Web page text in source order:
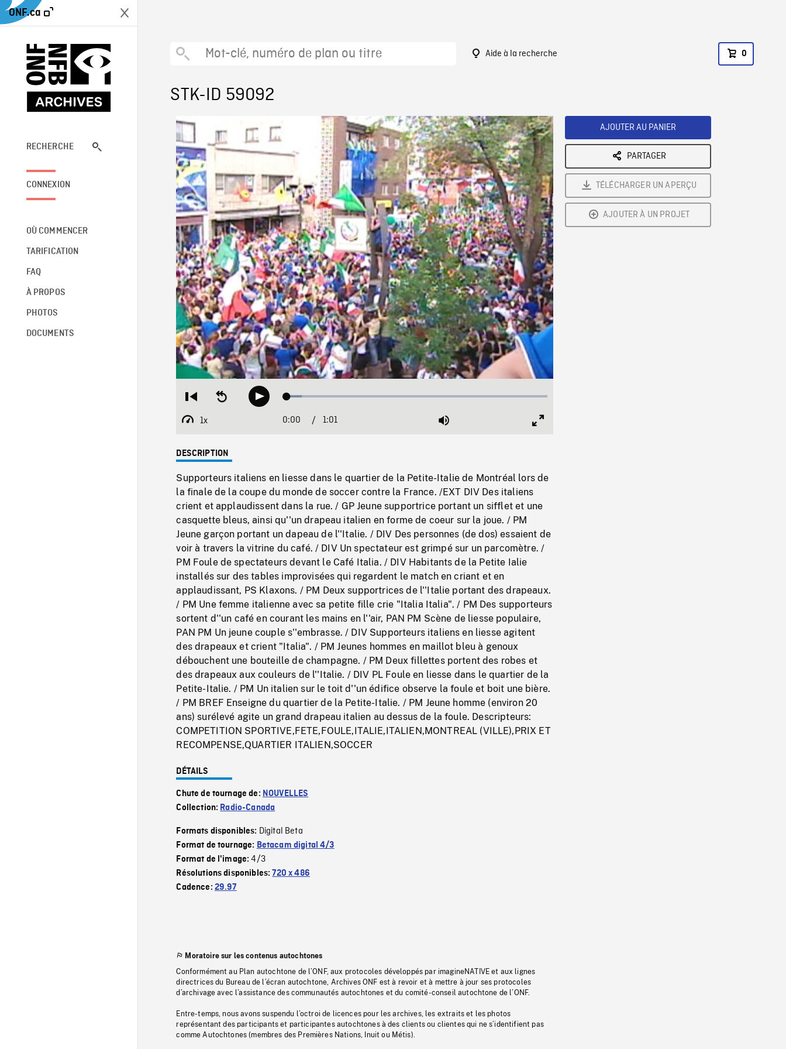
ONF.ca
RECHERCHE
CONNEXION
OÙ COMMENCER
TARIFICATION
FAQ
À PROPOS
PHOTOS
DOCUMENTS
Aide à la recherche 0
STK-ID 59092
Restart
beginning
Seek
backwardPlay Loaded:
1x
Playback
Current
0:00 / 1:01 Mute
DESCRIPTION
Supporteurs italiens en liesse dans le quartier de la Petite-Italie de Montréal lors de
la finale de la coupe du monde de soccer contre la France. /EXT DIV Des italiens
crient et applaudissent dans la rue. / GP Jeune supportrice portant un sifflet et une
casquette bleus, ainsi qu''un drapeau italien en forme de coeur sur la joue. / PM
Jeune garçon portant un dapeau de l''Italie. / DIV Des personnes (de dos) essaient de
voir à travers la vitrine du café. / DIV Un spectateur est grimpé sur un parcomètre. /
PM Foule de spectateurs devant le Café Italia. / DIV Habitants de la Petite Ialie
installés sur des tables improvisées qui regardent le match en criant et en
applaudissant, PS Klaxons. / PM Deux supportrices de l''Italie portant des drapeaux.
/ PM Une femme italienne avec sa petite fille crie "Italia Italia". / PM Des supporteurs
sortent d''un café en courant les mains en l''air, PAN PM Scène de liesse populaire,
PAN PM Un jeune couple s''embrasse. / DIV Supporteurs italiens en liesse agitent
des drapeaux et crient "Italia". / PM Jeunes hommes en maillot bleu à genoux
débouchent une bouteille de champagne. / PM Deux fillettes portent des robes et
des drapeaux aux couleurs de l''Italie. / DIV PL Foule en liesse dans le quartier de la
Petite-Italie. / PM Un italien sur le toit d''un édifice observe la foule et boit une bière.
/ PM BREF Enseigne du quartier de la Petite-Italie. / PM Jeune homme (environ 20
ans) surélevé agite un grand drapeau italien au dessus de la foule. Descripteurs:
COMPETITION SPORTIVE,FETE,FOULE,ITALIE,ITALIEN,MONTREAL (VILLE),PRIX ET
RECOMPENSE,QUARTIER ITALIEN,SOCCER
DÉTAILS
Chute de tournage de: NOUVELLES
Collection: Radio-Canada
Formats disponibles: Digital Beta
Format de tournage: Betacam digital 4/3
Format de l'image:4/3
Résolutions disponibles:720 x 486
Cadence: 29.97
Moratoire sur les contenus autochtones
Conformément au Plan autochtone de l’ONF, aux protocoles développés par imagineNATIVE et aux lignes
directrices du Bureau de l’écran autochtone, Archives ONF est à revoir et à mettre à jour ses protocoles
d’archivage avec l’assistance des communautés autochtones et du comité-conseil autochtone de l’ONF.
Entre-temps, nous avons suspendu l’octroi de licences pour les archives, les extraits et les photos
représentant des participants et participantes autochtones à des clients ou clientes qui ne s’identifient pas
comme Autochtones (membres des Premières Nations, Inuit ou Métis).
AJOUTER AU PANIER
PARTAGER
TÉLÉCHARGER UN APERÇU
AJOUTER À UN PROJET